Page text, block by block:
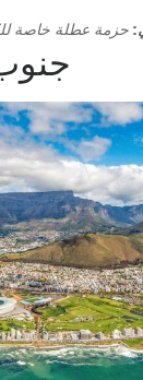
حزمة عطلة خاصة
2.